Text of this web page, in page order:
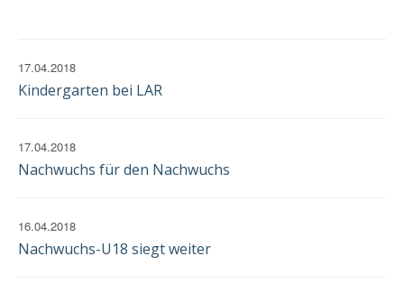
17.04.2018
Kindergarten bei LAR
17.04.2018
Nachwuchs für den Nachwuchs
16.04.2018
Nachwuchs-U18 siegt weiter